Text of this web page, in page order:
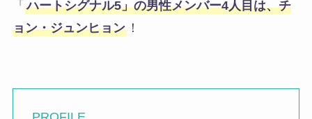
「 ハートシグナル5」の男性メンバー4人目は、チ
ョン・ジュンヒョン！